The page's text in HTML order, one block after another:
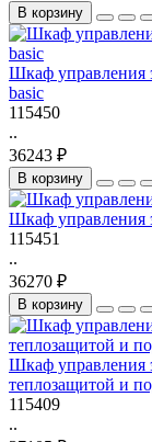
В корзину
Шкаф управления
basic
115450
..
36243 ₽
В корзину
Шкаф управления
115451
..
36270 ₽
В корзину
Шкаф управления
теплозащитой и
115409
..